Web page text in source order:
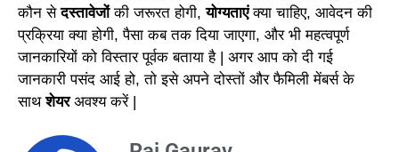
कौन सेदस्तावेजोंकी जरूरत होगी,योग्यताएंक्या चाहिए, आवेदन की
प्रक्रिया क्या होगी, पैसा कब तक दिया जाएगा, और भी महत्वपूर्ण
जानकारियों को विस्तार पूर्वक बताया है | अगर आप को दी गई
जानकारी पसंद आई हो, तो इसे अपने दोस्तों और फैमिली मेंबर्स के
साथशेयरअवश्य करें |